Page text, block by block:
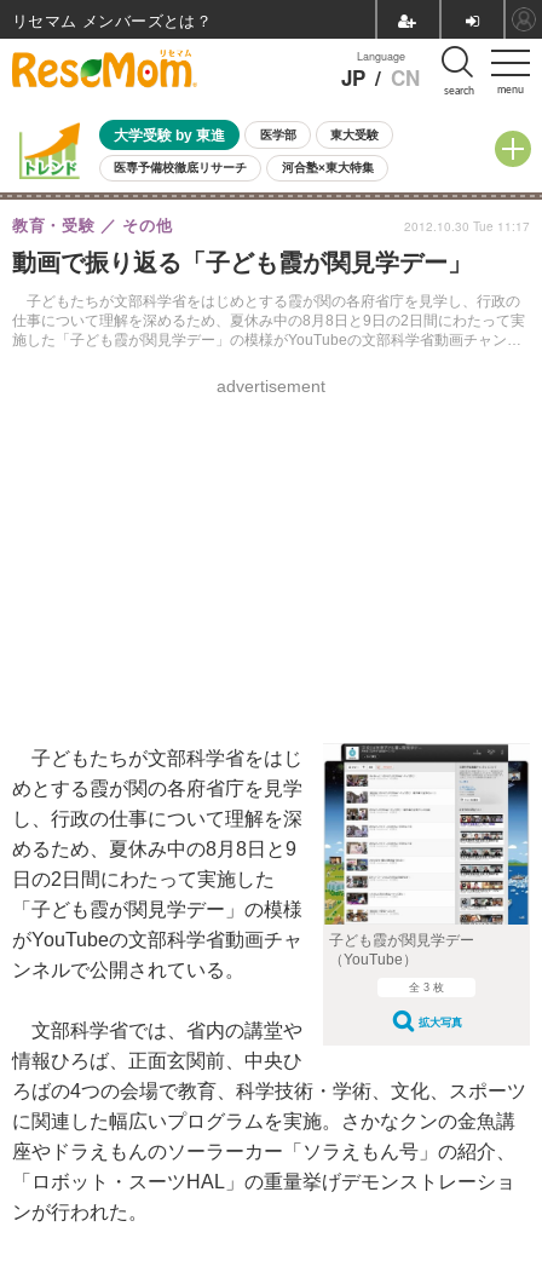
menu
Language
JP / CN search
大学受験 by 東進 医学部 東大受験
医専予備校徹底リサーチ 河合塾×東大特集
親子で考える大学選び 高校受験 中学受験 小学校受験
共通テスト 夏休み
8月開催イベント・WS 全国公立高校 過去問 人気記事
自由研究教材（小学生向け） 自由研究教材（中学生向け） ランキング
動画で振り返る「子ども霞が関見学デー」
子どもたちが文部科学省をはじめとする霞が関の各府省庁を見学し、行政の
仕事について理解を深めるため、夏休み中の8月8日と9日の2日間にわたって実
施した「子ども霞が関見学デー」の模様がYouTubeの文部科学省動画チャンネ
教育・受験 その他
advertisement
2012.10.30 Tue 11:17
子ども霞が関見学デー
（YouTube）
全 3 枚
拡大写真
子どもたちが文部科学省をはじ
めとする霞が関の各府省庁を見学
し、行政の仕事について理解を深
めるため、夏休み中の8月8日と9
日の2日間にわたって実施した
「子ども霞が関見学デー」の模様
がYouTubeの文部科学省動画チャ
ンネルで公開されている。
文部科学省では、省内の講堂や
情報ひろば、正面玄関前、中央ひ
ろばの4つの会場で教育、科学技術・学術、文化、スポーツ
に関連した幅広いプログラムを実施。さかなクンの金魚講
座やドラえもんのソーラーカー「ソラえもん号」の紹介、
「ロボット・スーツHAL」の重量挙げデモンストレーショ
ンが行われた。
リセマム メンバーズ